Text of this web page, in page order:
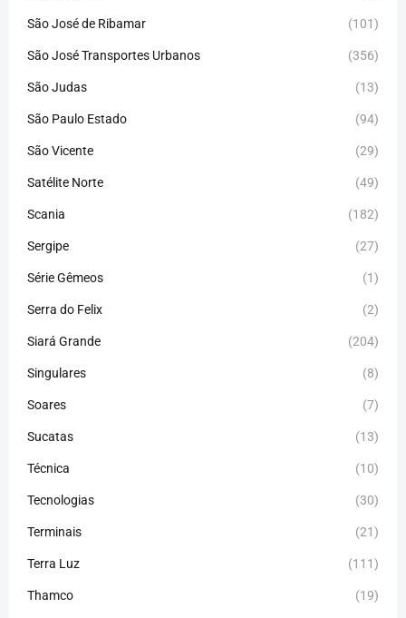
São José de Ribamar (101)
São José Transportes Urbanos (356)
São Judas (13)
São Paulo Estado (94)
São Vicente (29)
Satélite Norte (49)
Scania (182)
Sergipe (27)
Série Gêmeos (1)
Serra do Felix (2)
Siará Grande (204)
Singulares (8)
Soares (7)
Sucatas (13)
Técnica (10)
Tecnologias (30)
Terminais (21)
Terra Luz (111)
Thamco (19)